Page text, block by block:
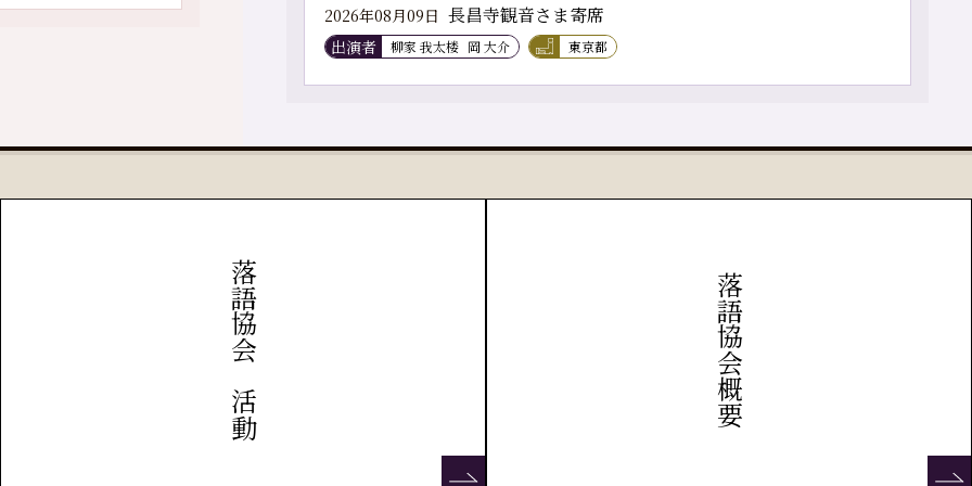
2026年08月09日 長昌寺観音さま寄席
出演者 柳家 我太楼 岡 大介 東京都
落語協会の活動 落語協会概要